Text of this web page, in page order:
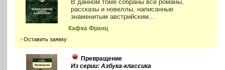
В данном томе собраны все романы,
рассказы и новеллы, написанные
знаменитым австрийским...
Кафка Франц
Оставить заявку
Превращение
Из серии: Азбука-классика